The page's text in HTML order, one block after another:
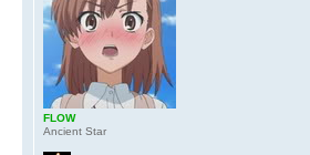
FLOW
Ancient Star